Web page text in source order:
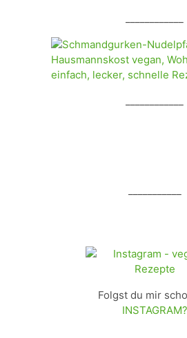
Folgst du mir
INSTAGRAM?